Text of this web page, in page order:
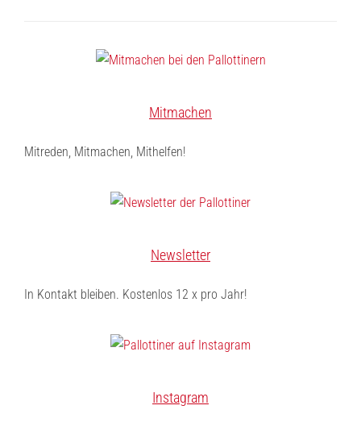
Mitmachen
Mitreden, Mitmachen, Mithelfen!
Newsletter
In Kontakt bleiben. Kostenlos 12 x pro Jahr!
Instagram